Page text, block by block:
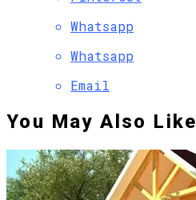
Whatsapp
Whatsapp
Email
You May Also Like